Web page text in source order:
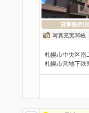
貸事務所(
写真充実30枚
札幌市中央区南
札幌市営地下鉄